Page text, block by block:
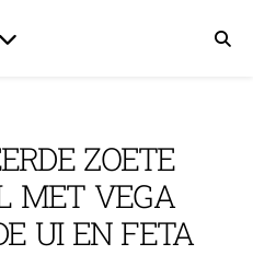
ZOETE
MET VEGA
UI EN FETA